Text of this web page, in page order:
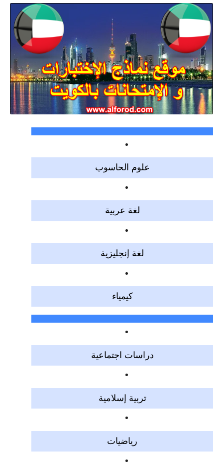
علوم الحاسوب
لغة عربية
لغة إنجليزية
كيمياء
دراسات اجتماعية
تربية إسلامية
رياضيات